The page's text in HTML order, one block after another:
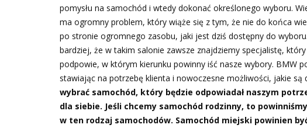
pomysłu na samochód i wtedy dokonać określonego wyboru.
ma ogromny problem, który wiąże się z tym, że nie do końca
po stronie ogromnego zasobu, jaki jest dziś dostępny do
bardziej, że w takim salonie zawsze znajdziemy specjalistę,
podpowie, w którym kierunku powinny iść nasze wybory. BMW
stawiając na potrzebę klienta i nowoczesne możliwości, jakie są
wybrać samochód, który będzie odpowiadał naszym
dla siebie. Jeśli chcemy samochód rodzinny, to
w ten rodzaj samochodów. Samochód miejski powinien